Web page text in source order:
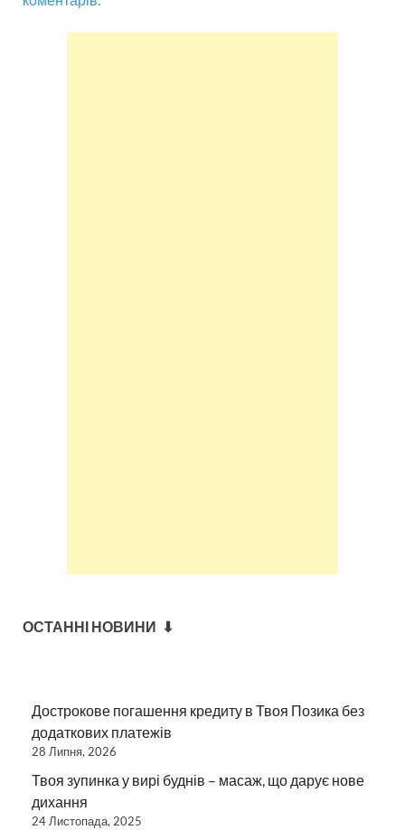
ОСТАННІ НОВИНИ ⬇
Дострокове погашення кредиту в Твоя Позика без
додаткових платежів
28 Липня, 2026
Твоя зупинка у вирі буднів – масаж, що дарує нове
дихання
24 Листопада, 2025